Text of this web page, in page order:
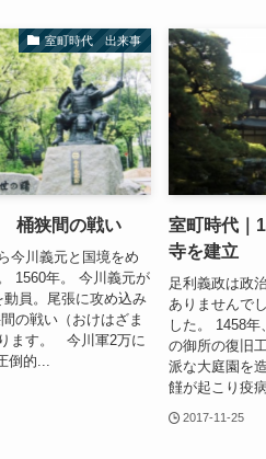
室町時代 出来事
桶狭間の戦い
今川義元と国境をめ
1560年。 今川義元が
員。尾張に攻め込み
の戦い（おけはざま
ます。 今川軍2万に
倒的...
室町時代｜
寺を建立
足利義政は政
ありませんで
した。 1458
の御所の復旧
派な大庭園を
饉が起こり疫
2017-11-25